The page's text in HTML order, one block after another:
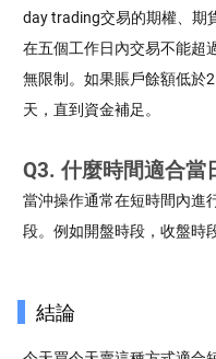
day trading交易的期權、期
在五個工作日內交易不能超
無限制。如果賬戶餘額低於
天，直到資金補足。
Q3. 什麼時間適合當
當沖操作通常在短時間內進
段。例如開盤時段，收盤時
結論